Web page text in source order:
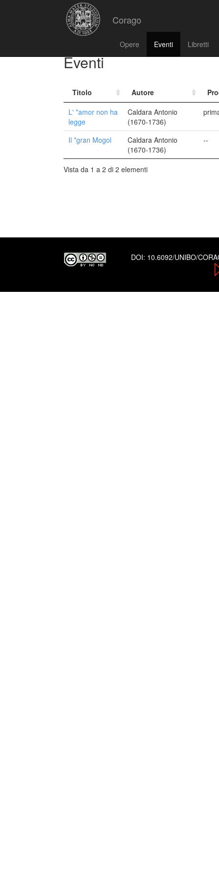
Corago
Opere Eventi Libretti
Eventi
Titolo Autore
L' *amor non ha
legge
Caldara Antonio
(1670-1736)
Il *gran Mogol
Caldara Antonio
(1670-1736)
--
Vista da 1 a 2 di 2 elementi
DOI: 10.6092/UNIBO/